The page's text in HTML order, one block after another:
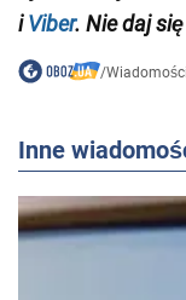
iViber. Nie daj
/Wiadomości
Inne